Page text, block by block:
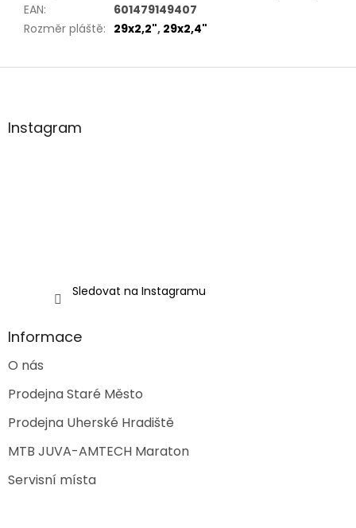
EAN:
601479149407
Rozměr pláště: 29x2,2", 29x2,4"
Z
aInstagram
Sledovat na Instagramu
Informace
O nás
Prodejna Staré Město
Prodejna Uherské Hradiště
MTB JUVA-AMTECH Maraton
Servisní místa